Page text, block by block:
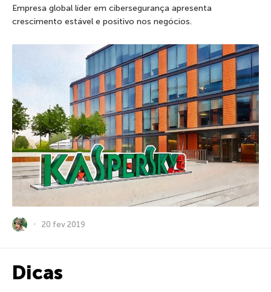
Empresa global líder em cibersegurança apresenta
crescimento estável e positivo nos negócios.
20 fev 2019
Dicas